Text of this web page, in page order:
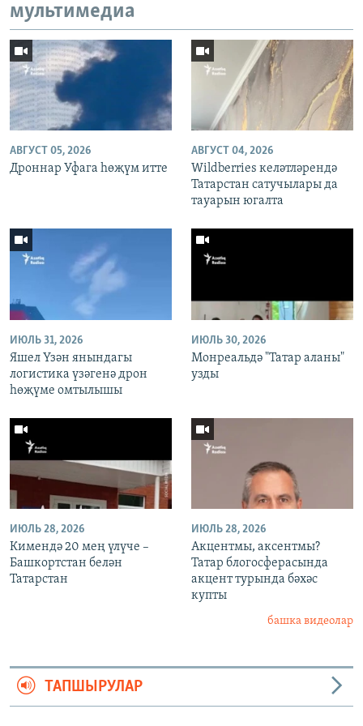
мультимедиа
АВГУСТ 05, 2026
Дроннар Уфага һөҗүм итте
АВГУСТ 04, 2026
Wildberries келәтләрендә
Татарстан сатучылары да
тауарын югалта
ИЮЛЬ 31, 2026
Яшел Үзән янындагы
логистика үзәгенә дрон
һөҗүме омтылышы
ИЮЛЬ 30, 2026
Монреальдә "Татар аланы"
узды
ИЮЛЬ 28, 2026
Кимендә 20 мең үлүче –
Башкортстан белән
Татарстан
ИЮЛЬ 28, 2026
Акцентмы, аксентмы?
Татар блогосферасында
акцент турында бәхәс
купты
башка видеолар
ТАПШЫРУЛАР